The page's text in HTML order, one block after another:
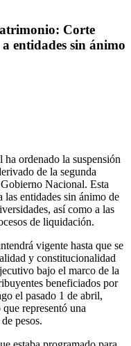
Corte
entidades sin ánimo
ordenado la suspensión
de la segunda
Nacional. Esta
las entidades sin ánimo de
así como a las
de liquidación.
vigente hasta que se
y constitucionalidad
bajo el marco de la
beneficiados por
el pasado 1 de abril,
representó una
pesos.